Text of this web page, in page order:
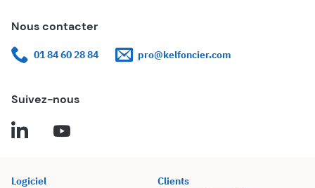
Nous contacter
01 84 60 28 84 pro@kelfoncier.com
Suivez-nous
Logiciel
Clients